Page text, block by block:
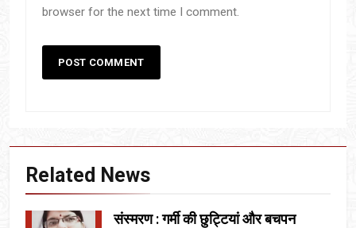
browser for the next time I comment.
Related News
संस्मरण : गर्मी की छुट्टियां और बचपन